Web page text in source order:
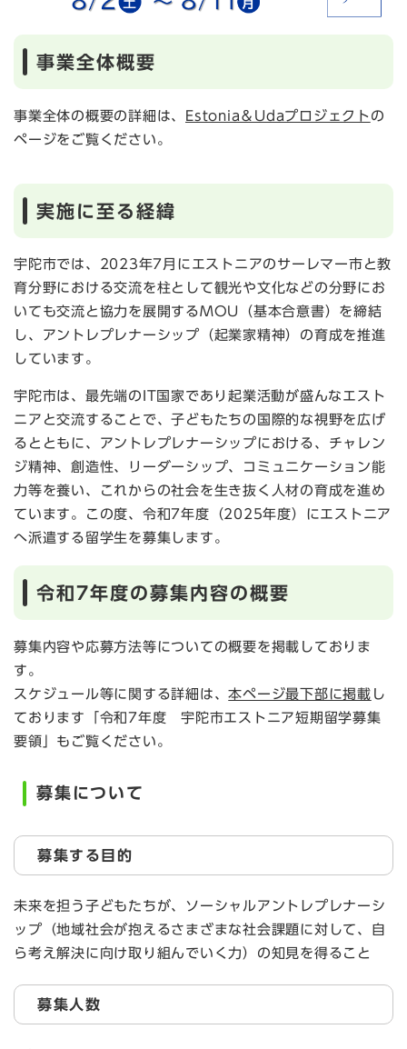
事業全体概要
事業全体の概要の詳細は、 Estonia＆Udaプロジェクト の
ページをご覧ください。
実施に至る経緯
宇陀市では、2023年7月にエストニアのサーレマー市と教
育分野における交流を柱として観光や文化などの分野にお
いても交流と協力を展開するMOU（基本合意書）を締結
し、アントレプレナーシップ（起業家精神）の育成を推進
しています。
宇陀市は、最先端のIT国家であり起業活動が盛んなエスト
ニアと交流することで、子どもたちの国際的な視野を広げ
るとともに、アントレプレナーシップにおける、チャレン
ジ精神、創造性、リーダーシップ、コミュニケーション能
力等を養い、これからの社会を生き抜く人材の育成を進め
ています。この度、令和7年度（2025年度）にエストニア
へ派遣する留学生を募集します。
令和7年度の募集内容の概要
募集内容や応募方法等についての概要を掲載しておりま
す。
スケジュール等に関する詳細は、本ページ最下部に掲載 し
ております「令和7年度 宇陀市エストニア短期留学募集
要領」もご覧ください。
募集について
募集する目的
未来を担う子どもたちが、ソーシャルアントレプレナーシ
ップ（地域社会が抱えるさまざまな社会課題に対して、自
ら考え解決に向け取り組んでいく力）の知見を得ること
募集人数